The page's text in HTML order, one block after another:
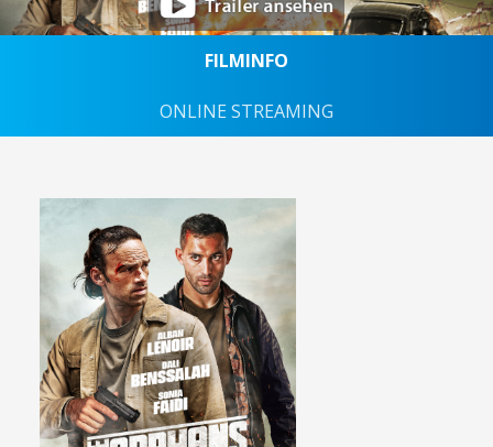
FILMINFO
ONLINE STREAMING